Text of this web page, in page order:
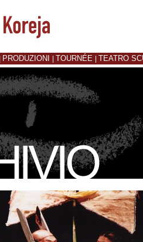
PRODUZIONI TOURNÉE TEATRO